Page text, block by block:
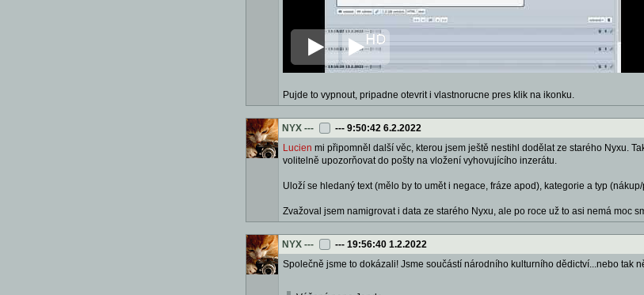
Pujde to vypnout, pripadne otevrit i vlastnorucne pres klik na ikonku.
NYX --- --- 9:50:42 6.2.2022
Lucien mi připomněl další věc, kterou jsem ještě nestihl dodělat ze starého Nyxu.
volitelně upozorňovat do pošty na vložení vyhovujícího inzerátu.
Uloží se hledaný text (mělo by to umět i negace, fráze apod), kategorie a typ
Zvažoval jsem namigrovat i data ze starého Nyxu, ale po roce už to asi nemá moc
NYX --- --- 19:56:40 1.2.2022
Společně jsme to dokázali! Jsme součástí národního kulturního dědictví...nebo tak